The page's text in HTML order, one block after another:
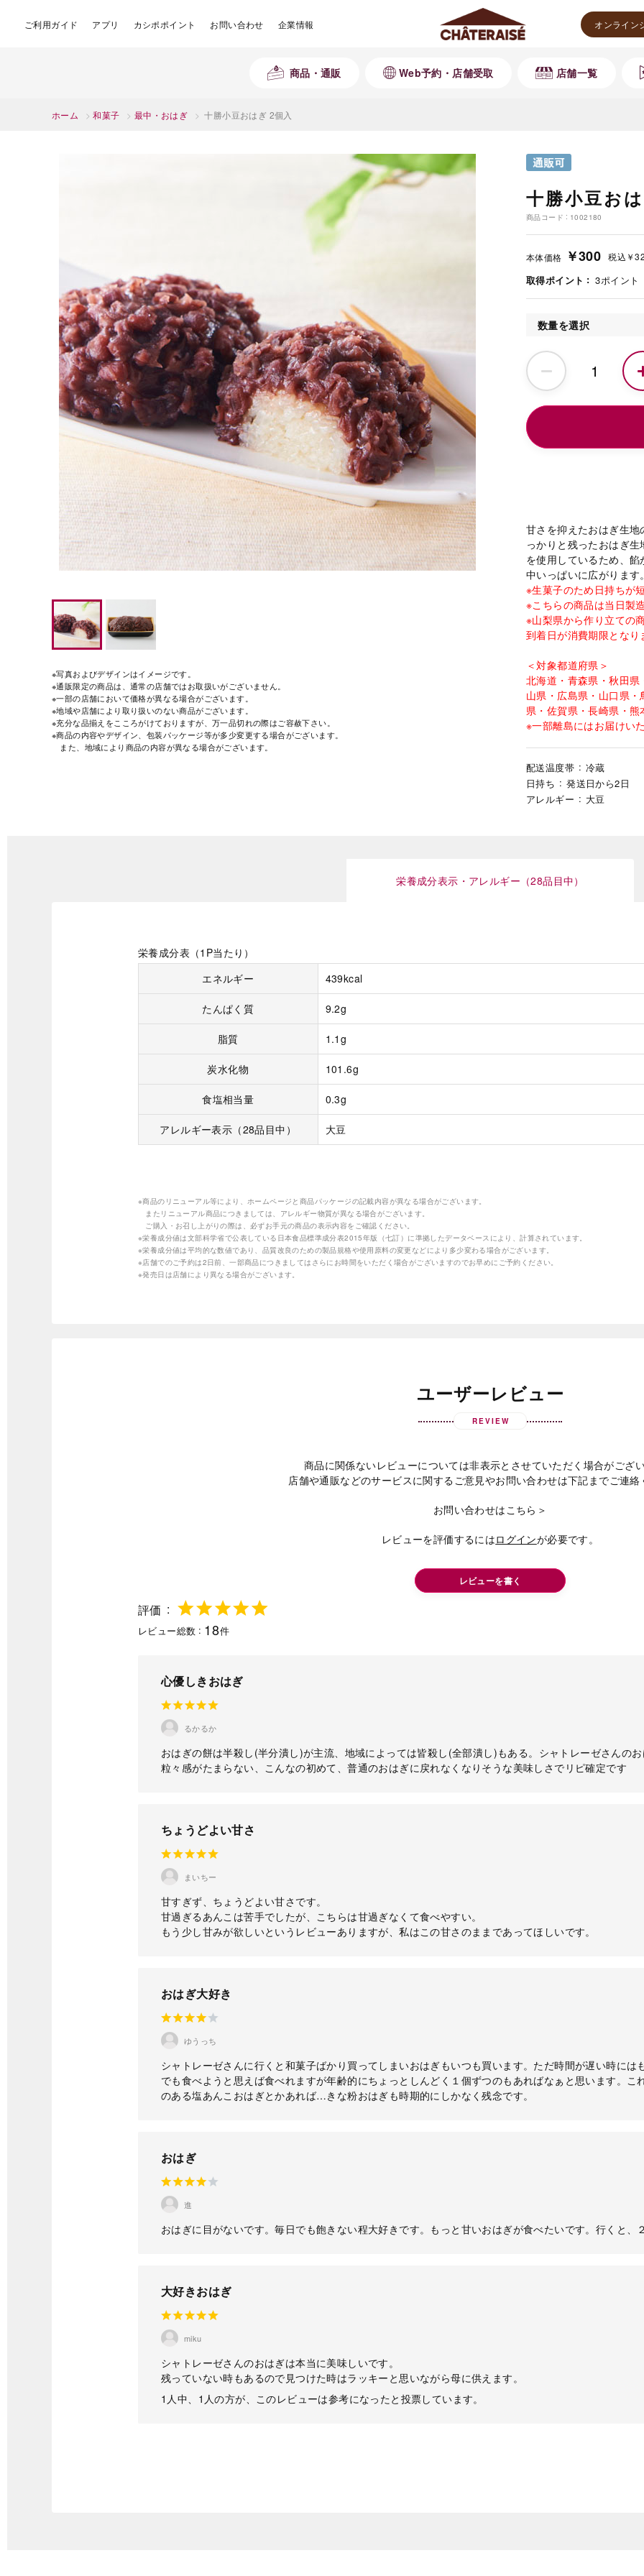
ご利用ガイド アプリ カシポポイント お問い合わせ 企業情報 オンライン
商品・通販 Web予約・店舗受取 店舗一覧
ホーム >和菓子 > 最中・おはぎ > 十勝小豆おはぎ 2個入
※写真およびデザインはイメージです。
※通販限定の商品は、通常の店舗ではお取扱いがございません。
※一部の店舗において価格が異なる場合がございます。
※地域や店舗により取り扱いのない商品がございます。
※充分な品揃えをこころがけておりますが、万一品切れの際はご容赦下さい。
※商品の内容やデザイン、包装パッケージ等が多少変更する場合がございます。
また、地域により商品の内容が異なる場合がございます。
十勝小豆お
商品コード 1002180
本体価格 ￥300 税込 ￥
取得ポイント 3ポイント
数量を選択
甘さを抑えたおはぎ生
っかりと残ったおはぎ
を使用しているため、
中いっぱいに広がります。
※生菓子のため日持ちが
※こちらの商品は当日製
※山梨県から作り立ての
到着日が消費期限となり
＜対象都道府県＞
北海道・青森県・秋田
山県・広島県・山口県
県・佐賀県・長崎県・
※一部離島にはお届けい
配送温度帯
冷蔵
日持ち
発送日から2日
アレルギー
大豆
栄養成分表示・アレルギー（28品目中）
栄養成分表（1P当たり）
エネルギー
439kcal
たんぱく質 9.2g
脂質 1.1g
炭水化物 101.6g
食塩相当量 0.3g
アレルギー表示（28品目中） 大豆
※商品のリニューアル等により、ホームページと商品パッケージの記載内容が異なる場合がございます。
またリニューアル商品につきましては、アレルギー物質が異なる場合がございます。
ご購入・お召し上がりの際は、必ずお手元の商品の表示内容をご確認ください。
※栄養成分値は文部科学省で公表している日本食品標準成分表2015年版（七訂）に準拠したデータベースにより、計算されています。
※栄養成分値は平均的な数値であり、品質改良のための製品規格や使用原料の変更などにより多少変わる場合がございます。
※店舗でのご予約は2日前、一部商品につきましてはさらにお時間をいただく場合がございますのでお早めにご予約ください。
※発売日は店舗により異なる場合がございます。
ユーザーレビュー
REVIEW
評価
レビュー総数 18件
商品に関係ないレビューについては非表示とさせていただく場合がござい
店舗や通販などのサービスに関するご意見やお問い合わせは下記までご連絡
お問い合わせはこちら＞
レビューを評価するにはログインが必要です。
レビューを書く
心優しきおはぎ
るかるか
おはぎの餅は半殺し(半分潰し)が主流、地域によっては皆殺し(全部潰し)もある。シャトレーゼさんの
粒々感がたまらない、こんなの初めて、普通のおはぎに戻れなくなりそうな美味しさでリピ確定です
ちょうどよい甘さ
まいちー
甘すぎず、ちょうどよい甘さです。
甘過ぎるあんこは苦手でしたが、こちらは甘過ぎなくて食べやすい。
もう少し甘みが欲しいというレビューありますが、私はこの甘さのままであってほしいです。
おはぎ大好き
ゆうっち
シャトレーゼさんに行くと和菓子ばかり買ってしまいおはぎもいつも買います。ただ時間が遅い時には
でも食べようと思えば食べれますが年齢的にちょっとしんどく１個ずつのもあればなぁと思います。こ
のある塩あんこおはぎとかあれば…きな粉おはぎも時期的にしかなく残念です。
おはぎ
進
おはぎに目がないです。毎日でも飽きない程大好きです。もっと甘いおはぎが食べたいです。行くと、
大好きおはぎ
miku
シャトレーゼさんのおはぎは本当に美味しいです。
残っていない時もあるので見つけた時はラッキーと思いながら母に供えます。
1人中、1人の方が、このレビューは参考になったと投票しています。